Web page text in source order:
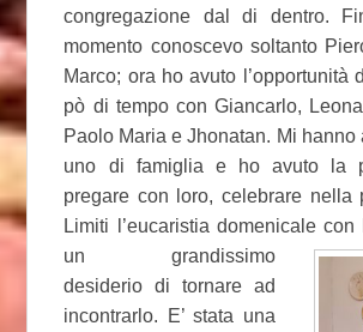
congregazione dal di dentro.
momento conoscevo soltanto
Marco; ora ho avuto l’opportunità
pò di tempo con Giancarlo,
Paolo Maria e Jhonatan. Mi hanno
uno di famiglia e ho avuto la
pregare con loro, celebrare nella
Limiti l’eucaristia domenicalecon
un grandissimo
desiderio di tornare ad
incontrarlo. E’ stata una